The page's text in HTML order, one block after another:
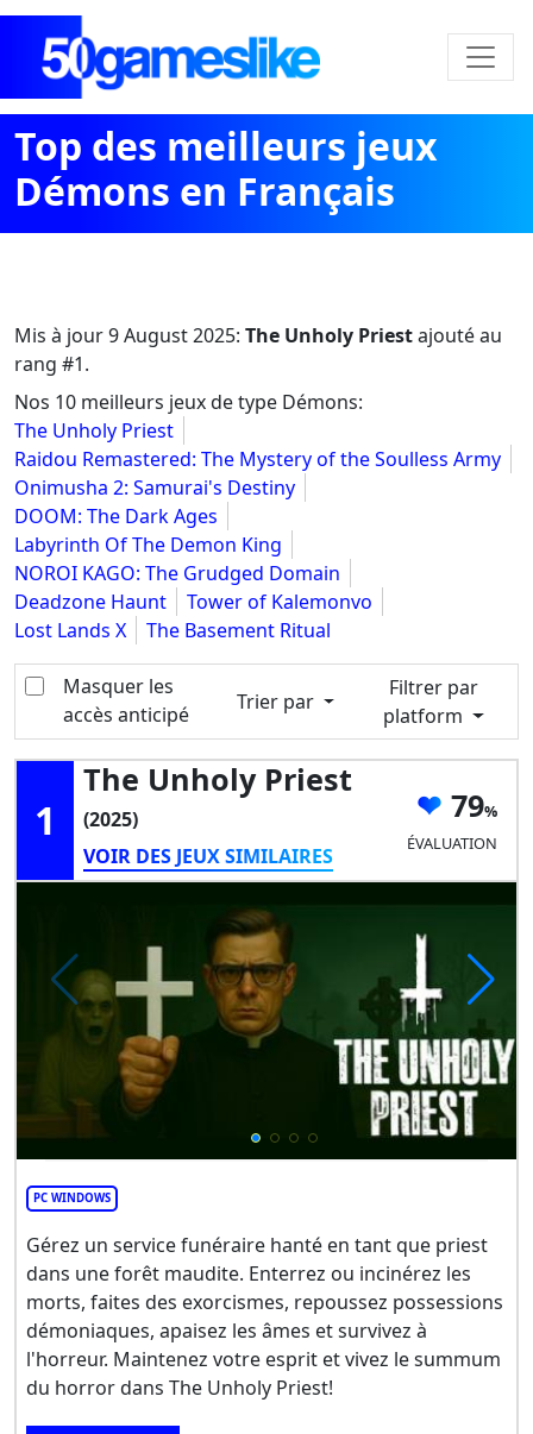
Top des meilleurs jeux
Démons en Français
Mis à jour9 August 2025: The Unholy Priestajouté au
rang #1.
Nos 10 meilleurs jeux de type Démons:
The Unholy Priest
Raidou Remastered: The Mystery of the Soulless Army
Onimusha 2: Samurai's Destiny
DOOM: The Dark Ages
Labyrinth Of The Demon King
NOROI KAGO: The Grudged Domain
Deadzone Haunt
Tower of Kalemonvo
Lost Lands X
The Basement Ritual
Masquer les
accès anticipé
Trier par
Filtrer par
platform
1
The Unholy Priest
(2025)
VOIR DES JEUX SIMILAIRES
79
ÉVALUATION
PC WINDOWS
Gérez un service funéraire hanté en tant que priest
dans une forêt maudite. Enterrez ou incinérez les
morts, faites des exorcismes, repoussez possessions
démoniaques, apaisez les âmes et survivez à
l'horreur. Maintenez votre esprit et vivez le summum
du horror dans The Unholy Priest!